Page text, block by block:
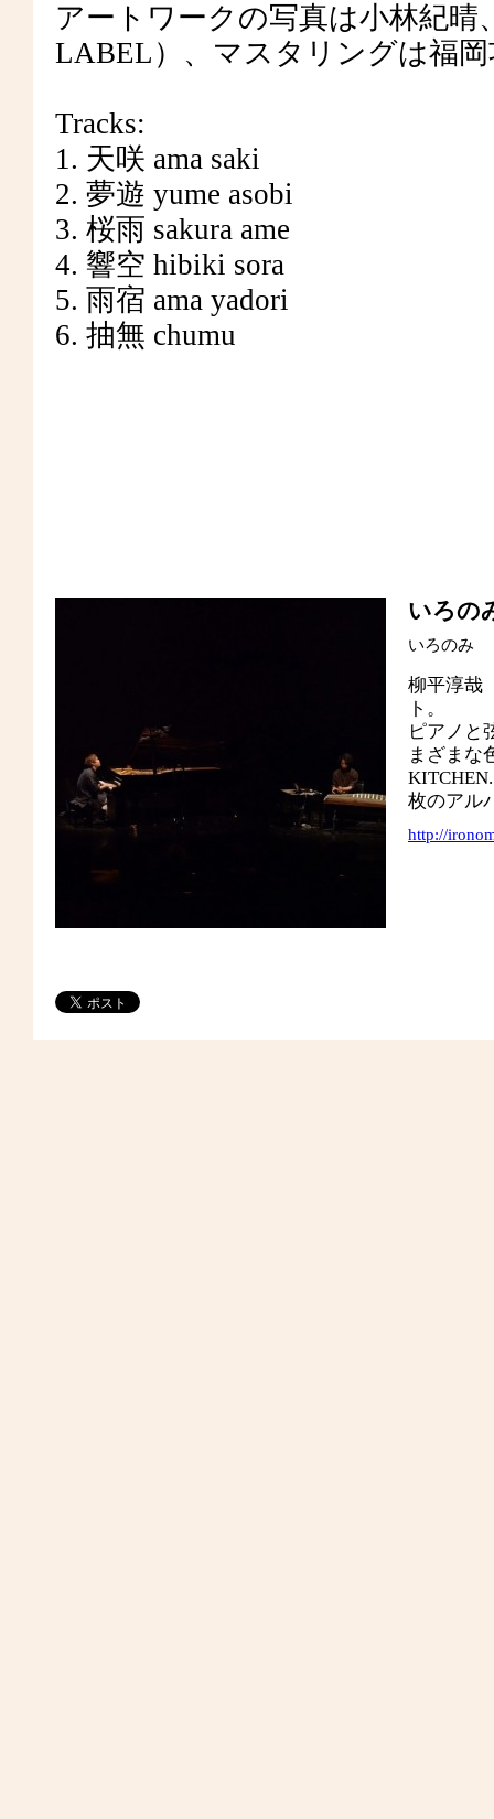
アートワークの写真は小林紀晴
LABEL）、マスタリングは福
Tracks:
1. 天咲 ama saki
2. 夢遊 yume asobi
3. 桜雨 sakura ame
4. 響空 hibiki sora
5. 雨宿 ama yadori
6. 抽無 chumu
いろの
いろのみ
柳平淳哉
ト。
ピアノと
まざまな
枚のアル
http://